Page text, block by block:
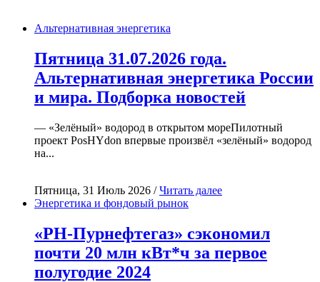
Альтернативная энергетика
Пятница 31.07.2026 года.
Альтернативная энергетика России
и мира. Подборка новостей
— «Зелёный» водород в открытом мореПилотный
проект PosHYdon впервые произвёл «зелёный» водород
на...
Пятница, 31 Июль 2026 /Читать далее
Энергетика и фондовый рынок
«РН-Пурнефтегаз» сэкономил
почти 20 млн кВт*ч за первое
полугодие 2024